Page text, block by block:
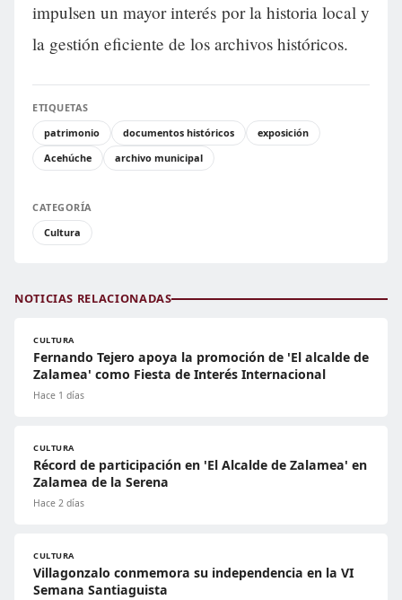
impulsen un mayor interés por la historia local y
la gestión eficiente de los archivos históricos.
ETIQUETAS
patrimonio
documentos históricos
exposición
Acehúche
archivo municipal
CATEGORÍA
Cultura
NOTICIAS RELACIONADAS
CULTURA
Fernando Tejero apoya la promoción de 'El alcalde de
Zalamea' como Fiesta de Interés Internacional
Hace 1 días
CULTURA
Récord de participación en 'El Alcalde de Zalamea' en
Zalamea de la Serena
Hace 2 días
CULTURA
Villagonzalo conmemora su independencia en la VI
Semana Santiaguista